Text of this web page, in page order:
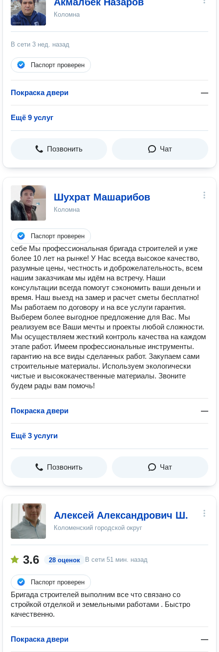
Коломна
В сети 3 нед. назад
Паспорт проверен
Покраска двери —
Ещё 9 услуг
Позвонить Чат
Шухрат Машарибов
Коломна
Паспорт проверен
себе Мы профессиональная бригада строителей и уже
более 10 лет на рынке! У Нас всегда высокое качество,
разумные цены, честность и доброжелательность, всем
нашим заказчикам мы идём на встречу. Наши
консультации всегда помогут сэкономить ваши деньги и
время. Наш выезд на замер и расчет сметы бесплатно!
Мы работаем по договору и на все услуги гарантия.
Выберем более выгодное предложение для Вас. Мы
реализуем все Ваши мечты и проекты любой сложности.
Мы осуществляем жесткий контроль качества на каждом
этапе работ. Имеем профессиональные инструменты.
гарантию на все виды сделанных работ. Закупаем сами
строительные материалы. Используем экологически
чистые и высококачественные материалы. Звоните
будем рады вам помочь!
Покраска двери —
Ещё 3 услуги
Позвонить Чат
Алексей Александрович Ш.
Коломенский городской округ
3.6 28 оценок В сети 51 мин. назад
Паспорт проверен
Бригада строителей выполним все что связано со
стройкой отделкой и земельными работами . Быстро
качественно.
Покраска двери —